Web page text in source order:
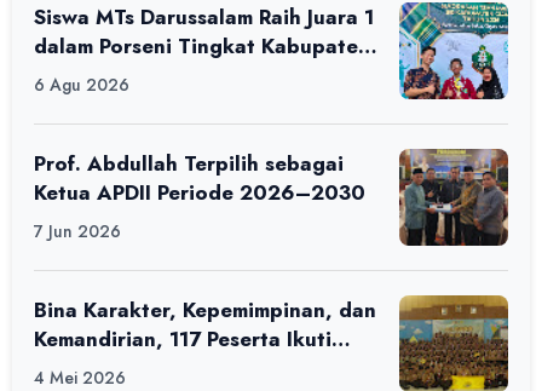
Siswa MTs Darussalam Raih Juara 1
dalam Porseni Tingkat Kabupaten
6 Agu 2026
Prof. Abdullah Terpilih sebagai
Ketua APDII Periode 2026–2030
7 Jun 2026
Bina Karakter, Kepemimpinan, dan
Kemandirian, 117 Peserta Ikuti
Alfaro Camp di MAN 1 Darussalam
4 Mei 2026